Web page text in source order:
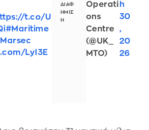
t.co/U
#Maritime
LyI3E
Operati
ons
Centre
(@UK_
MTO)
h
30
,
20
26